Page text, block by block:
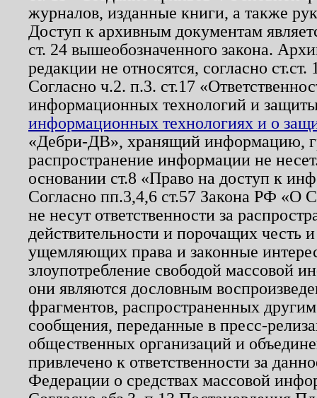
журналов, изданные книги, а также
Доступ к архивным документам
ст. 24 вышеобозначенного закона.
редакции не относятся, согласно
Согласно ч.2. п.3. ст.17
информационных технологий и
информационных технологиях и о
«Дебри-ДВ», хранящий информацию,
распространение информации не
основании ст.8 «Право на доступ к
Согласно пп.3,4,6 ст.57 Закона РФ «О
не несут ответственности за
действительности и порочащих честь
ущемляющих права и законные
злоупотребление свободой массовой
они являются дословным
фрагментов, распространенных
сообщения, переданные в пресс-
общественных организаций и
привлечено к ответственности за
Федерации о средствах массовой